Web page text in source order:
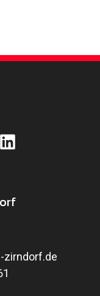
zirndorf.de